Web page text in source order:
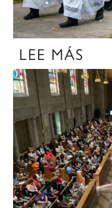
LEE MÁS